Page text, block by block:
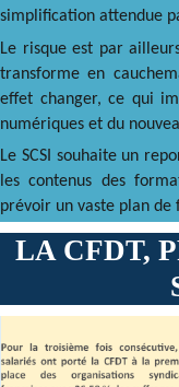
simplification attendue
Le risque est par
transforme en
effet changer, ce qui
numériques et du
Le SCSI souhaite un
les contenus des
prévoir un vaste plan
LA CFDT,